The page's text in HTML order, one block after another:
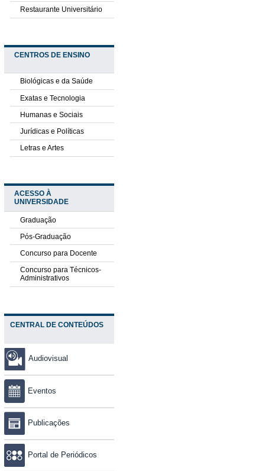
Restaurante Universitário
CENTROS DE ENSINO
Biológicas e da Saúde
Exatas e Tecnologia
Humanas e Sociais
Jurídicas e Políticas
Letras e Artes
ACESSO À
UNIVERSIDADE
Graduação
Pós-Graduação
Concurso para Docente
Concurso para Técnicos-
Administrativos
CENTRAL DE CONTEÚDOS
Audiovisual
Eventos
Publicações
Portal de Periódicos